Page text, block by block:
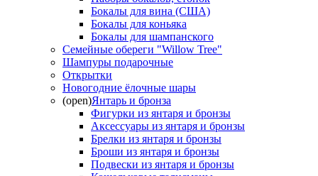
Бокалы для вина (США)
Бокалы для коньяка
Бокалы для шампанского
Семейные обереги "Willow Tree"
Шампуры подарочные
Открытки
Новогодние ёлочные шары
(open)Янтарь и бронза
Фигурки из янтаря и бронзы
Аксессуары из янтаря и бронзы
Брелки из янтаря и бронзы
Броши из янтаря и бронзы
Подвески из янтаря и бронзы